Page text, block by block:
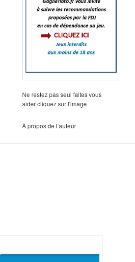
Ne restez pas seul faites vous
aider cliquez sur l'image
À propos de l’auteur